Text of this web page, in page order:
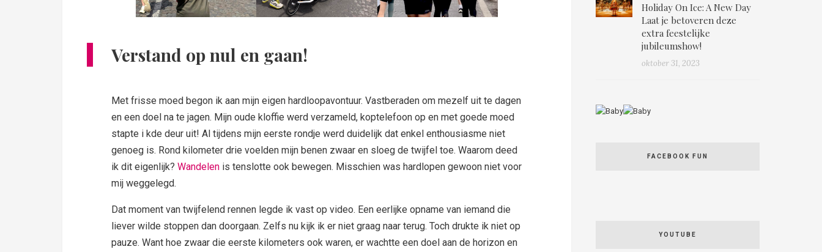
Verstand op nul en gaan!
Met frisse moed begon ik aan mijn eigen hardloopavontuur. Vastberaden om mezelf uit te dagen
en een doel na te jagen. Mijn oude kloffie werd verzameld, koptelefoon op en met goede moed
stapte i kde deur uit! Al tijdens mijn eerste rondje werd duidelijk dat enkel enthousiasme niet
genoeg is. Rond kilometer drie voelden mijn benen zwaar en sloeg de twijfel toe. Waarom deed
ik dit eigenlijk? Wandelen is tenslotte ook bewegen. Misschien was hardlopen gewoon niet voor
mij weggelegd.
Dat moment van twijfelend rennen legde ik vast op video. Een eerlijke opname van iemand die
liever wilde stoppen dan doorgaan. Zelfs nu kijk ik er niet graag naar terug. Toch drukte ik niet op
pauze. Want hoe zwaar die eerste kilometers ook waren, er wachtte een doel aan de horizon en
Holiday On Ice: A New Day
Laat je betoveren deze
extra feestelijke
jubileumshow!
oktober 31, 2023
FACEBOOK FUN
YOUTUBE